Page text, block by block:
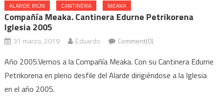
ALARDE IRÚN CANTINERA MEAKA
Compañía Meaka. Cantinera Edurne Petrikorena
Iglesia 2005
31 marzo, 2019 Eduardo Comment(0)
Año 2005.Vemos a la Compañía Meaka. Con su Cantinera Edurne
Petrikorena en pleno desfile del Alarde dirigiéndose a la Iglesia
en el año 2005.